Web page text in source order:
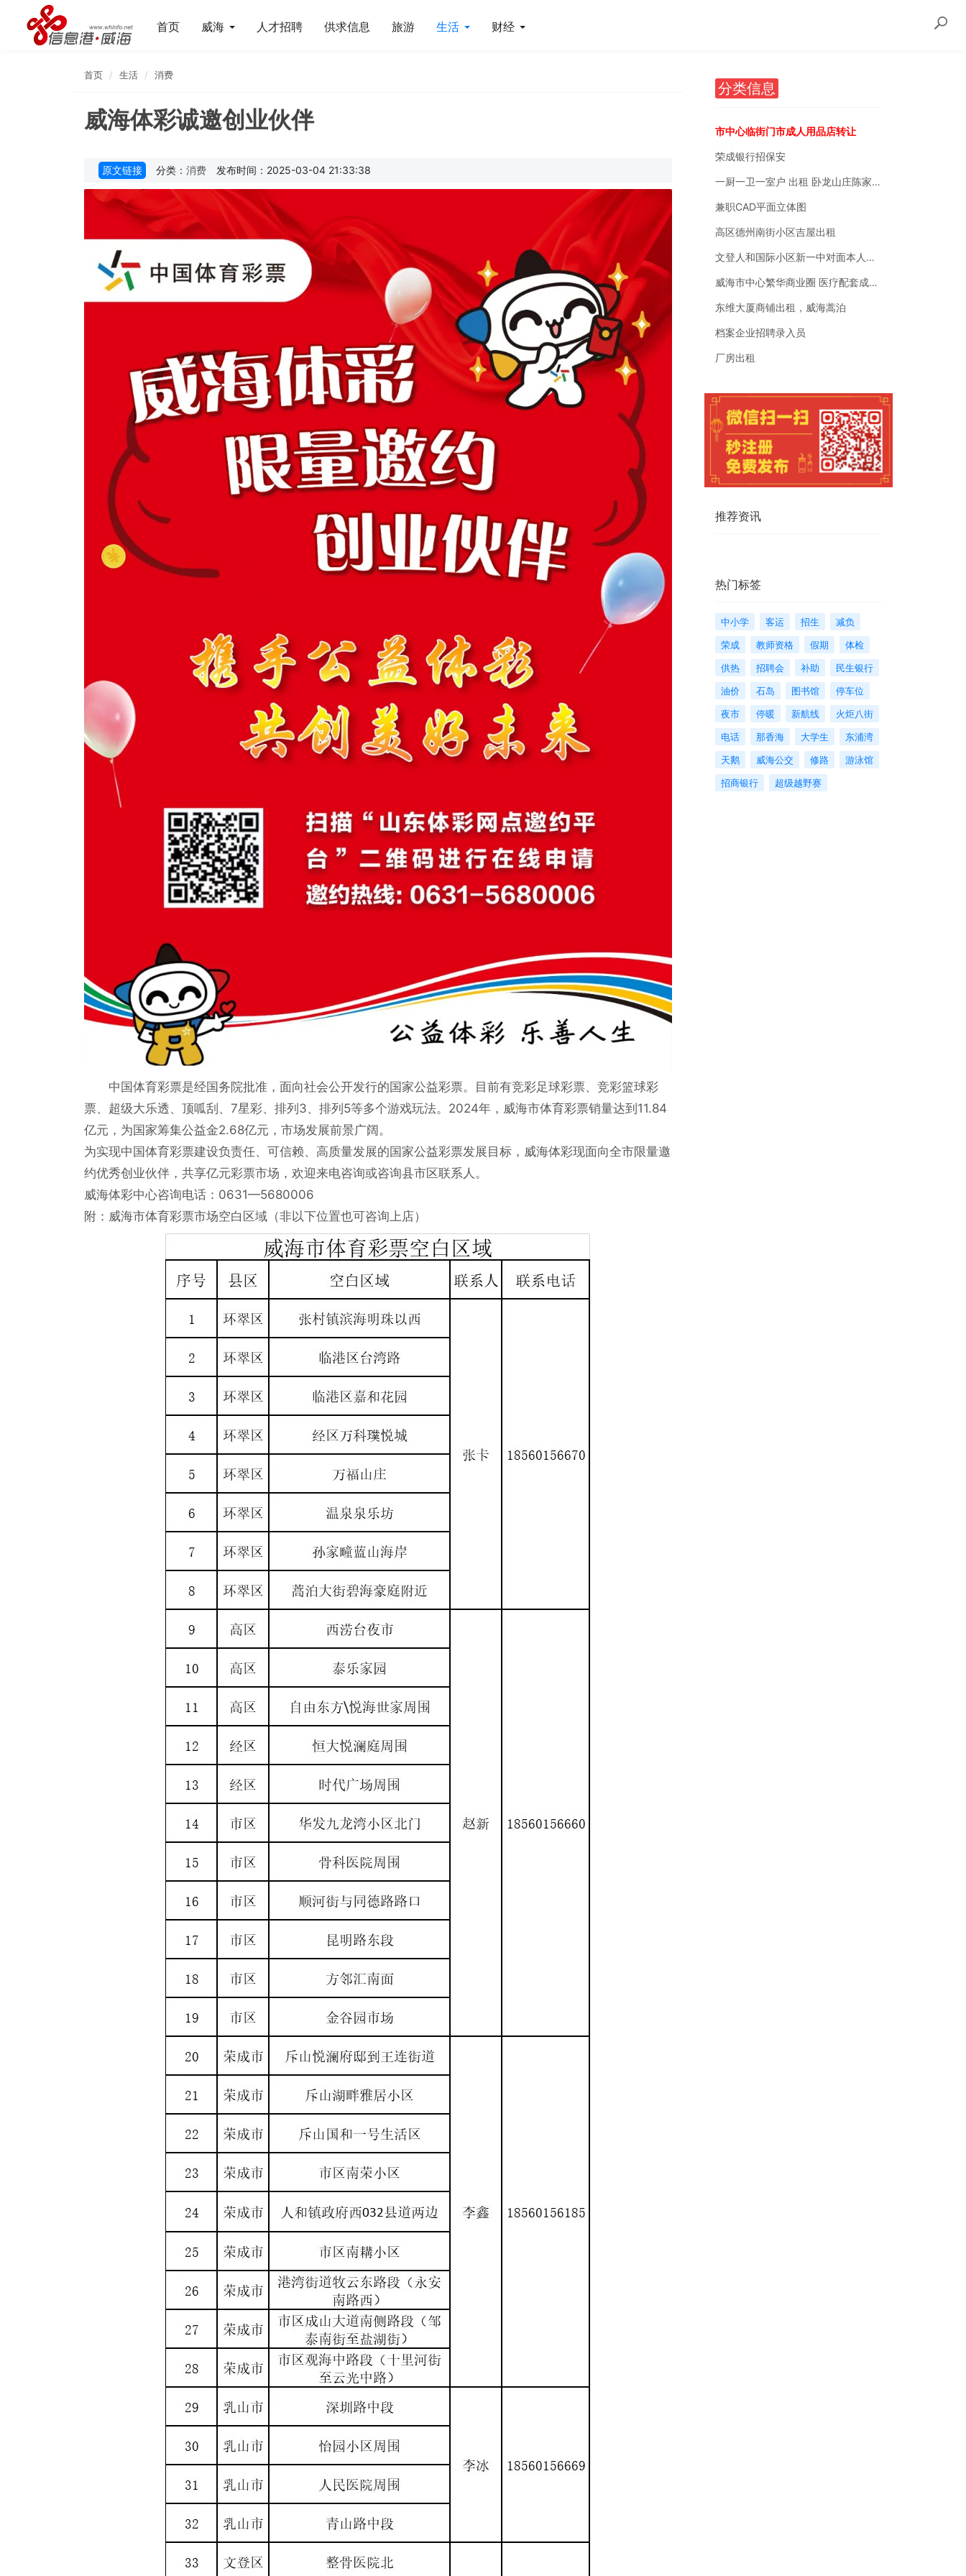
首页 威海 人才招聘 供求信息 旅游 生活 财经
首页 生活 消费
威海体彩诚邀创业伙伴
原文链接 分类： 消费 发布时间：2025-03-04 21:33:38
中国体育彩票是经国务院批准，面向社会公开发行的国家公益彩票。目前有竞彩足球彩票、竞彩篮球彩
票、超级大乐透、顶呱刮、7星彩、排列3、排列5等多个游戏玩法。2024年，威海市体育彩票销量达到11.84
亿元，为国家筹集公益金2.68亿元，市场发展前景广阔。
为实现中国体育彩票建设负责任、可信赖、高质量发展的国家公益彩票发展目标，威海体彩现面向全市限量邀
约优秀创业伙伴，共享亿元彩票市场，欢迎来电咨询或咨询县市区联系人。
威海体彩中心咨询电话：0631—5680006
附：威海市体育彩票市场空白区域（非以下位置也可咨询上店）
分类信息
市中心临街门市成人用品店转让
荣成银行招保安
一厨一卫一室户 出租 卧龙山庄陈家后沟附近
兼职CAD平面立体图
高区德州南街小区吉屋出租
文登人和国际小区新一中对面本人自有房销售
威海市中心繁华商业圈 医疗配套成熟 南北通透
东维大厦商铺出租，威海蒿泊
档案企业招聘录入员
厂房出租
推荐资讯
热门标签
中小学 客运 招生
减负
荣成
教师资格 假期
体检
供热
招聘会 补助
民生银行
油价
石岛 图书馆
停车位
夜市
停暖 新航线
火炬八街
电话
那香海 大学生
东浦湾
天鹅
威海公交 修路
游泳馆
招商银行
超级越野赛